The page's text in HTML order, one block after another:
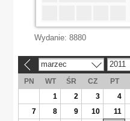
Wydanie: 8880
marzec 2011
PN WT ŚR CZ PT
1
2 3 4
7
8 9 10 11